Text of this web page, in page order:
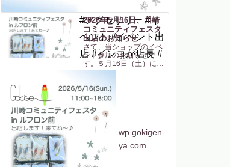
2026年5月16日、川崎
コミュニティフェスタ
出店のお知らせ
さて、当ショップのイベ
ント参加のお知らせで
す。５月16日（土）に
「川崎コミュニティフェ
参加します！JR川崎駅東
口 からすぐの駅前広場
(ルフロン前広場)での開
催です。駅から近いのは
助かりますね〜（私も
^^）。ルフロ...wp.gokigen-
ya.com
#アクセサリー #イ
ベント #イベント出
店 #インコが店長 #